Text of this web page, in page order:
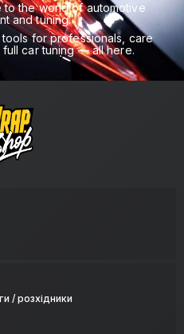
the world of automotive
and tuning.
for professionals, care
car tuning — all here.
/ розхідники